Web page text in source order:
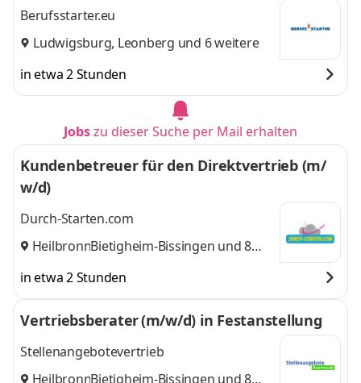
Berufsstarter.eu
Ludwigsburg, Leonberg und 6 weitere
in etwa 2 Stunden
Jobszu dieser Suche per Mail erhalten
Kundenbetreuer für den Direktvertrieb (m/
w/d)
Durch-Starten.com
Heilbronn,
Bietigheim-Bissingen und 8
in etwa 2 Stunden
Vertriebsberater (m/w/d) in Festanstellung
Stellenangebotevertrieb
Heilbronn,
Bietigheim-Bissingen und 8